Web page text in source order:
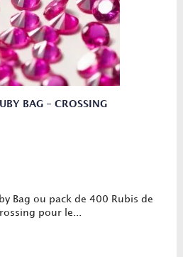
BAG - CROSSING
Bag ou pack de 400 Rubis de
pour le...